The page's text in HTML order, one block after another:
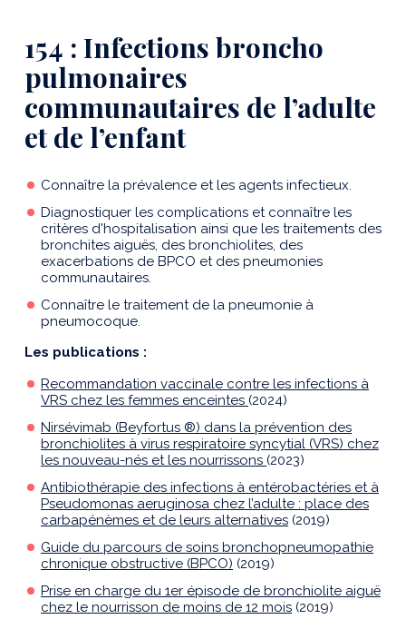
154 : Infections broncho
pulmonaires
communautaires de l’adulte
et de l’enfant
Connaître la prévalence et les agents infectieux.
Diagnostiquer les complications et connaître les
critères d'hospitalisation ainsi que les traitements des
bronchites aiguës, des bronchiolites, des
exacerbations de BPCO et des pneumonies
communautaires.
Connaître le traitement de la pneumonie à
pneumocoque.
Les publications :
Recommandation vaccinale contre les infections à
VRS chez les femmes enceintes (2024)
Nirsévimab (Beyfortus ®) dans la prévention des
bronchiolites à virus respiratoire syncytial (VRS) chez
les nouveau-nés et les nourrissons (2023)
Antibiothérapie des infections à entérobactéries et à
Pseudomonas aeruginosa chez l’adulte : place des
carbapénèmes et de leurs alternatives (2019)
Guide du parcours de soins bronchopneumopathie
chronique obstructive (BPCO) (2019)
Prise en charge du 1er épisode de bronchiolite aiguë
chez le nourrisson de moins de 12 mois (2019)